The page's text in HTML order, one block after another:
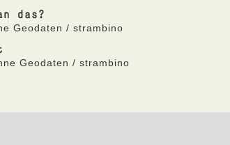
das?
Geodaten / strambino
Geodaten / strambino